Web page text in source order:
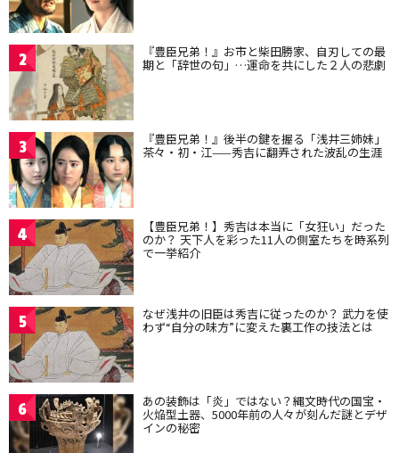
2 『豊臣兄弟！』お市と柴田勝家、自刃しての最
期と「辞世の句」…運命を共にした２人の悲劇
3 『豊臣兄弟！』後半の鍵を握る「浅井三姉妹」
茶々・初・江——秀吉に翻弄された波乱の生涯
4 【豊臣兄弟！】秀吉は本当に「女狂い」だった
のか？ 天下人を彩った11人の側室たちを時系列
で一挙紹介
5 なぜ浅井の旧臣は秀吉に従ったのか？ 武力を使
わず“自分の味方”に変えた裏工作の技法とは
6 あの装飾は「炎」ではない？縄文時代の国宝・
火焔型土器、5000年前の人々が刻んだ謎とデザ
インの秘密